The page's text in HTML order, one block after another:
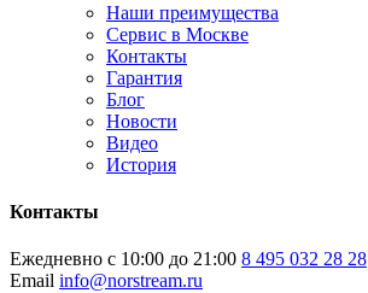
Наши преимущества
Сервис в Москве
Контакты
Гарантия
Блог
Новости
Видео
История
Контакты
Ежедневно с 10:00 до 21:00 8 495 032 28 28
Email info@norstream.ru